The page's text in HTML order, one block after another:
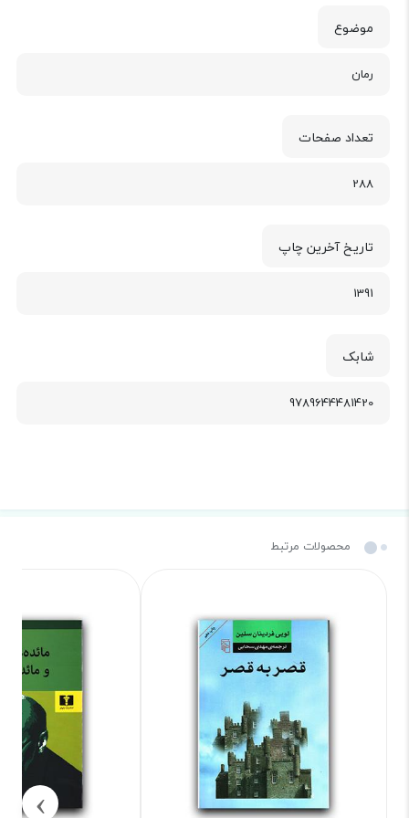
موضوع
رمان
تعداد صفحات
288
تاریخ آخرین چاپ
1391
شابک
9789644481420
محصولات مرتبط
›